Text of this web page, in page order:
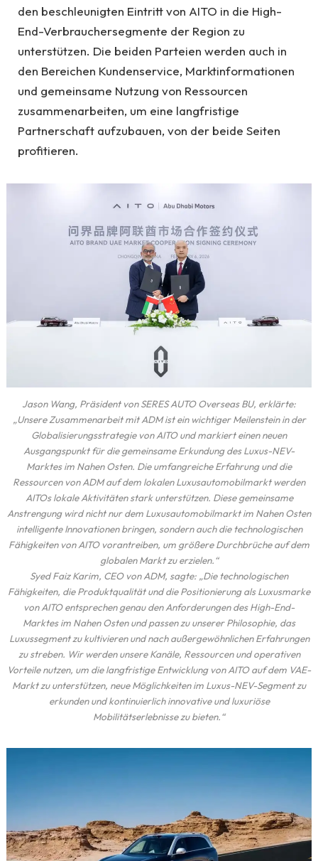
den beschleunigten Eintritt von AITO in die High-
End-Verbrauchersegmente der Region zu
unterstützen. Die beiden Parteien werden auch in
den Bereichen Kundenservice, Marktinformationen
und gemeinsame Nutzung von Ressourcen
zusammenarbeiten, um eine langfristige
Partnerschaft aufzubauen, von der beide Seiten
profitieren.
Jason Wang, Präsident von SERES AUTO Overseas BU, erklärte:
„Unsere Zusammenarbeit mit ADM ist ein wichtiger Meilenstein in der
Globalisierungsstrategie von AITO und markiert einen neuen
Ausgangspunkt für die gemeinsame Erkundung des Luxus-NEV-
Marktes im Nahen Osten. Die umfangreiche Erfahrung und die
Ressourcen von ADM auf dem lokalen Luxusautomobilmarkt werden
AITOs lokale Aktivitäten stark unterstützen. Diese gemeinsame
Anstrengung wird nicht nur dem Luxusautomobilmarkt im Nahen Osten
intelligente Innovationen bringen, sondern auch die technologischen
Fähigkeiten von AITO vorantreiben, um größere Durchbrüche auf dem
globalen Markt zu erzielen.“
Syed Faiz Karim, CEO von ADM, sagte: „Die technologischen
Fähigkeiten, die Produktqualität und die Positionierung als Luxusmarke
von AITO entsprechen genau den Anforderungen des High-End-
Marktes im Nahen Osten und passen zu unserer Philosophie, das
Luxussegment zu kultivieren und nach außergewöhnlichen Erfahrungen
zu streben. Wir werden unsere Kanäle, Ressourcen und operativen
Vorteile nutzen, um die langfristige Entwicklung von AITO auf dem VAE-
Markt zu unterstützen, neue Möglichkeiten im Luxus-NEV-Segment zu
erkunden und kontinuierlich innovative und luxuriöse
Mobilitätserlebnisse zu bieten.“